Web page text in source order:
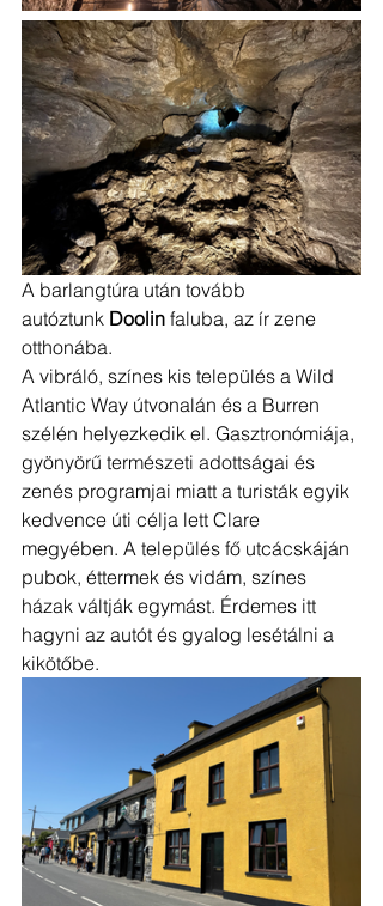
A barlangtúra után tovább
autóztunk Doolin faluba, az ír zene
otthonába.
A vibráló, színes kis település a Wild
Atlantic Way útvonalán és a Burren
szélén helyezkedik el. Gasztronómiája,
gyönyörű természeti adottságai és
zenés programjai miatt a turisták egyik
kedvence úti célja lett Clare
megyében. A település fő utcácskáján
pubok, éttermek és vidám, színes
házak váltják egymást. Érdemes itt
hagyni az autót és gyalog lesétálni a
kikötőbe.